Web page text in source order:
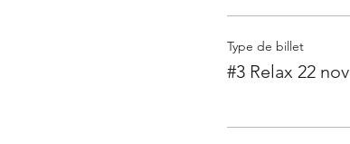
Type de billet
#3 Relax 22 nov